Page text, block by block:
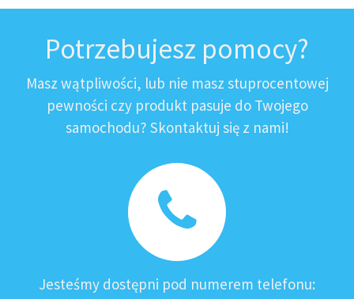
Potrzebujesz pomocy?
Masz wątpliwości, lub nie masz stuprocentowej
pewności czy produkt pasuje do Twojego
samochodu? Skontaktuj się z nami!
Jesteśmy dostępni pod numerem telefonu: